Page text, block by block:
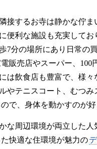
接するお寺は静かな佇
便利な施設も充実して
7分の場所にあり日常の
販売店やスーパー、
は飲食店も豊富で、様
やテニスコート、むつ
で、身体を動かすのが
な周辺環境が両立した
快適な住環境が魅力の